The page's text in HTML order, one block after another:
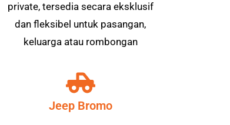
private, tersedia secara eksklusif
dan fleksibel untuk pasangan,
keluarga atau rombongan
Jeep Bromo